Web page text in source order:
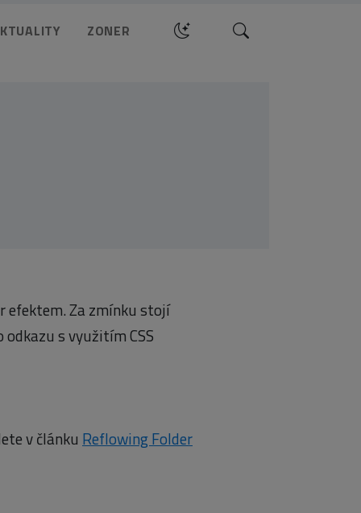
ZONER Hledat
efektem. Za zmínku stojí
s využitím CSS
v článku Reflowing Folder